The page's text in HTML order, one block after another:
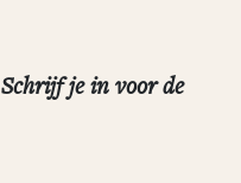
je in voor de